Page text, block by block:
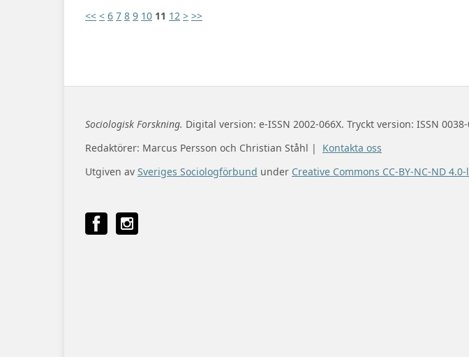
<< < 6 7 8 9 10 11 12 > >>
Sociologisk Forskning. Digital version: e-ISSN 2002-066X. Tryckt version: ISSN
Redaktörer: Marcus Persson och Christian Ståhl | Kontakta oss
Utgiven av Sveriges Sociologförbund under Creative Commons CC-BY-NC-ND